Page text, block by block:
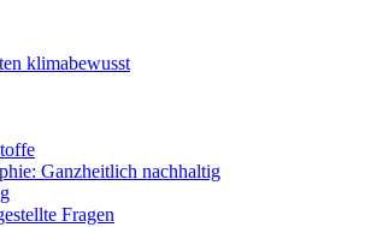
klimabewusst
Ganzheitlich nachhaltig
Fragen